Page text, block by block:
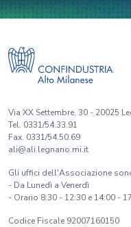
Via XX Settembre, 30 - 20025
Tel. 0331/54.33.91
Fax. 0331/54.50.69
ali@ali.legnano.mi.it
Gli uffici dell'Associazione
- Da Lunedì a Venerdì
- Orario 8:30 - 12:30 e 14:00 -
Codice Fiscale 92007160150